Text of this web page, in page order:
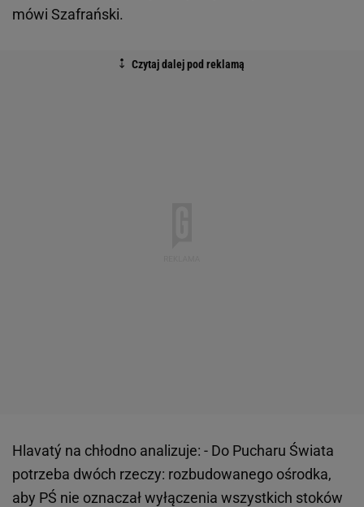
mówi Szafrański.
Hlavatý na chłodno analizuje: - Do Pucharu Świata
potrzeba dwóch rzeczy: rozbudowanego ośrodka,
aby PŚ nie oznaczał wyłączenia wszystkich stoków